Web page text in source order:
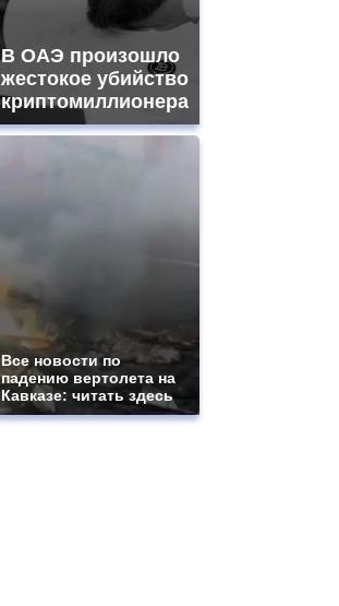
В ОАЭ произошло
жестокое убийство
криптомиллионера
Все новости по
падению вертолета на
Кавказе: читать здесь